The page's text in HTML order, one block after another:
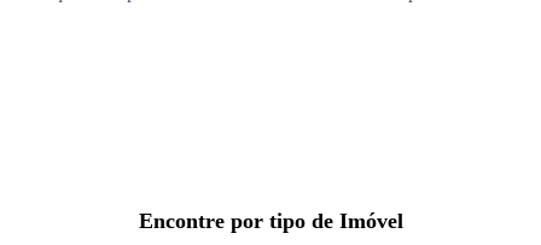
Encontre por tipo de Imóvel